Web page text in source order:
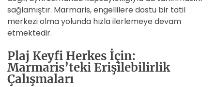
sağlamıştır. Marmaris, engellilere dostu bir tatil
merkezi olma yolunda hızla ilerlemeye devam
etmektedir.
Plaj Keyfi Herkes İçin:
Marmaris’teki Erişilebilirlik
Çalışmaları